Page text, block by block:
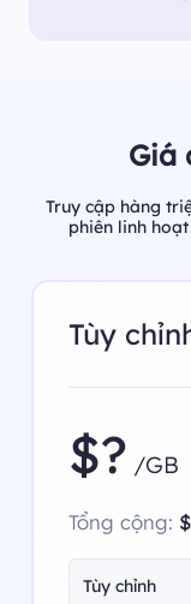
Giá
Truy cập hàng
phiên linh
Tùy
$? /GB
Tổng cộng:
Tùy chỉnh